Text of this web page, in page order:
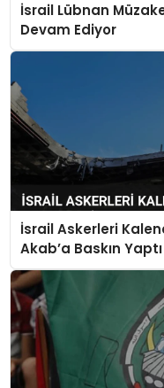
İsrail Lübnan
Devam Ediyor
İsrail Askerleri
Akab’a Baskın Yaptı